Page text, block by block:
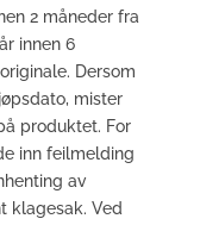
2 måneder fra
innen 6
Dersom
mister
produktet. For
inn feilmelding
av
klagesak. Ved